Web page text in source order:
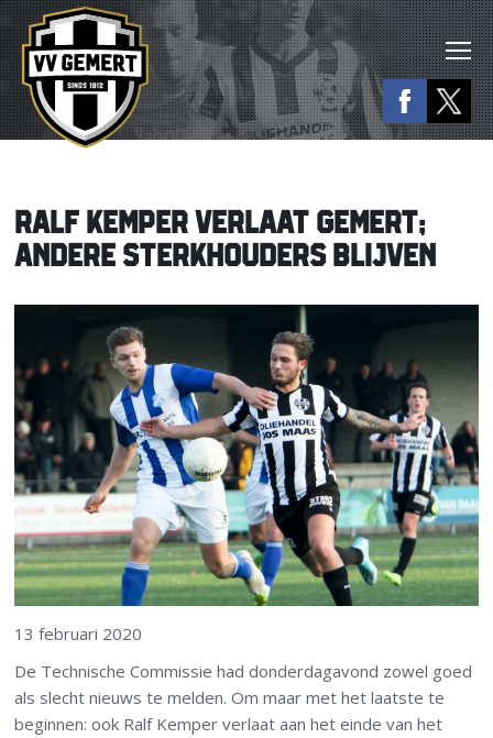
RALF KEMPER VERLAAT GEMERT;
ANDERE STERKHOUDERS BLIJVEN
13 februari 2020
De Technische Commissie had donderdagavond zowel goed
als slecht nieuws te melden. Om maar met het laatste te
beginnen: ook Ralf Kemper verlaat aan het einde van het